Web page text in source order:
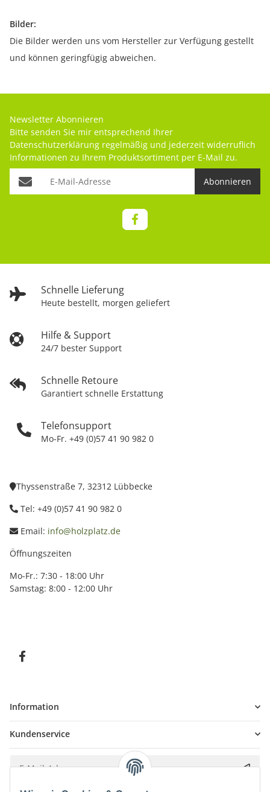
Bilder:
Die Bilder werden uns vom Hersteller zur Verfügung gestellt
und können geringfügig abweichen.
Schnelle Lieferung
Heute bestellt, morgen geliefert
Hilfe & Support
24/7 bester Support
Schnelle Retoure
Garantiert schnelle Erstattung
Telefonsupport
Mo-Fr. +49 (0)57 41 90 982 0
Newsletter Abonnieren
Bitte senden Sie mir entsprechend Ihrer
Datenschutzerklärung regelmäßig und jederzeit widerruflich
Informationen zu Ihrem Produktsortiment per E-Mail zu.
Abonnieren
Thyssenstraße 7, 32312 Lübbecke
Tel: +49 (0)57 41 90 982 0
Email: info@holzplatz.de
Öffnungszeiten
Mo-Fr.: 7:30 - 18:00 Uhr
Samstag: 8:00 - 12:00 Uhr
Information
Kundenservice